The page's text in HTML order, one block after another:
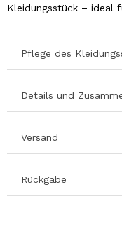
Kleidungsstück – ideal
Pflege des
Details und
Versand
Rückgabe